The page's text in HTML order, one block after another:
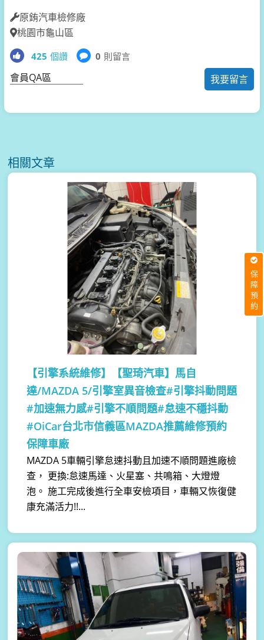
原銪汽車檢修廠
桃園市龜山區
425 個讚 0 則留言
我要留言
會員QA區
相關文章
【引擎系統維修】
【聖琦汽車】馬自
達/MAZDA 5/引擎室異音檢查#引擎抖動問題
#加速無力感#引擎不順問題#怠速不穩抖動
#OiCar台北市信義區MAZDA推薦維修預約
保障車廠
MAZDA 5車輛引擎怠速抖動且加速不順問題進廠檢
查， 更換:怠速馬達、火星塞、共鳴箱、大燈燈
泡。 施工完成後進行全車安檢項目，車輛又恢復健
康充滿活力!!...
保障預約